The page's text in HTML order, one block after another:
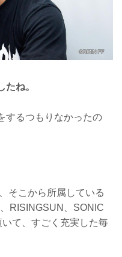
ね。
するつもりなかったの
そこから所属している
RISINGSUN、SONIC
て、すごく充実した毎